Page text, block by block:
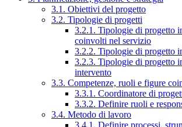
3.1. Obiettivi del progetto
3.2. Tipologie di progetti
3.2.1. Tipologie di progetto
coinvolti nel servizio
3.2.2. Tipologie di progetto
3.2.3. Tipologie di progetto
intervento
3.3. Competenze, ruoli e figure
3.3.1. Coordinatore di
3.3.2. Definire ruoli e
3.4. Metodo di lavoro
3.4.1. Definire processi,